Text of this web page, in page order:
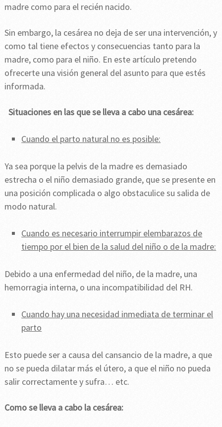
madre como para el recién nacido.
Sin embargo, la cesárea no deja de ser una intervención, y
como tal tiene efectos y consecuencias tanto para la
madre, como para el niño. En este artículo pretendo
ofrecerte una visión general del asunto para que estés
informada.
Situaciones en las que se lleva a cabo una cesárea:
Cuando el parto natural no es posible:
Ya sea porque la pelvis de la madre es demasiado
estrecha o el niño demasiado grande, que se presente en
una posición complicada o algo obstaculice su salida de
modo natural.
Cuando es necesario interrumpir elembarazos de
tiempo por el bien de la salud del niño o de la madre:
Debido a una enfermedad del niño, de la madre, una
hemorragia interna, o una incompatibilidad del RH.
Cuando hay una necesidad inmediata de terminar el
parto
Esto puede ser a causa del cansancio de la madre, a que
no se pueda dilatar más el útero, a que el niño no pueda
salir correctamente y sufra… etc.
Como se lleva a cabo la cesárea: